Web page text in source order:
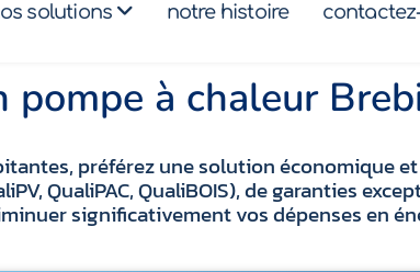
solutions notre histoire
pompe à chaleur
préférez une solution économique
QualiPAC, QualiBOIS), de garanties
significativement vos dépenses en